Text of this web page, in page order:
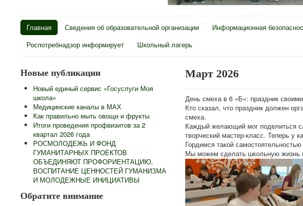
Главная Сведения об образовательной организации Информационная
Роспотребнадзор информирует
Школьный лагерь
Новые публикации
Новый единый сервис «Госуслуги Моя
школа»
Медицинские каналы в МАХ
Как правильно мыть овощи и фрукты
Итоги проведения профвизитов за 2
квартал 2026 года
РОСМОЛОДЕЖЬ И ФОНД
ГУМАНИТАРНЫХ ПРОЕКТОВ
ОБЪЕДИНЯЮТ ПРОФОРИЕНТАЦИЮ,
ВОСПИТАНИЕ ЦЕННОСТЕЙ ГУМАНИЗМА
И МОЛОДЕЖНЫЕ ИНИЦИАТИВЫ
Обратите внимание
Март 2026
День смеха в 6 «Б»: праздник
Кто сказал, что праздник должен
смеха.
Каждый желающий мог поделиться
творческий мастер-класс. Теперь у
Гордимся такой
Мы можем сделать школьную жизнь